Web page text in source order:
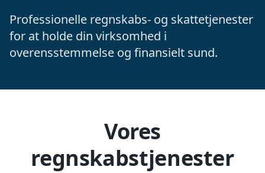
Professionelle regnskabs- og skattetjenester
for at holde din virksomhed i
overensstemmelse og finansielt sund.
Vores
regnskabstjenester